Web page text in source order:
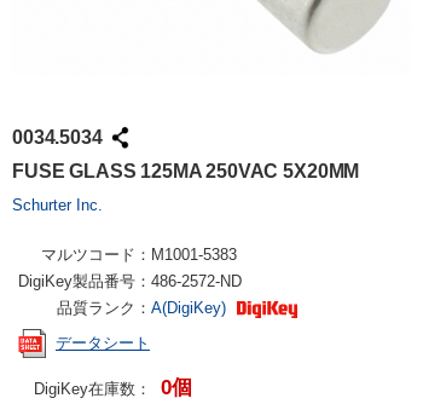
0034.5034
FUSE GLASS 125MA 250VAC 5X20MM
Schurter Inc.
マルツコード： M1001-5383
DigiKey製品番号： 486-2572-ND
品質ランク： A(DigiKey)
データシート
DigiKey在庫数： 0個